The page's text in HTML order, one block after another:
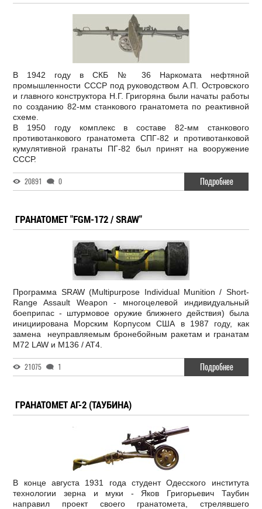
В 1942 году в СКБ № 36 Наркомата нефтяной
промышленности СССР под руководством А.П. Островского
и главного конструктора Н.Г. Григоряна были начаты работы
по созданию 82-мм станкового гранатомета по реактивной
схеме.
В 1950 году комплекс в составе 82-мм станкового
противотанкового гранатомета СПГ-82 и противотанковой
кумулятивной гранаты ПГ-82 был принят на вооружение
СССР.
20891 0 Подробнее
ГРАНАТОМЕТ "FGM-172 / SRAW"
Программа SRAW (Multipurpose Individual Munition / Short-
Range Assault Weapon - многоцелевой индивидуальный
боеприпас - штурмовое оружие ближнего действия) была
инициирована Морским Корпусом США в 1987 году, как
замена неуправляемым бронебойным ракетам и гранатам
M72 LAW и M136 / AT4.
21075 1 Подробнее
ГРАНАТОМЕТ АГ-2 (ТАУБИНА)
В конце августа 1931 года студент Одесского института
технологии зерна и муки - Яков Григорьевич Таубин
направил проект своего гранатомета, стрелявшего